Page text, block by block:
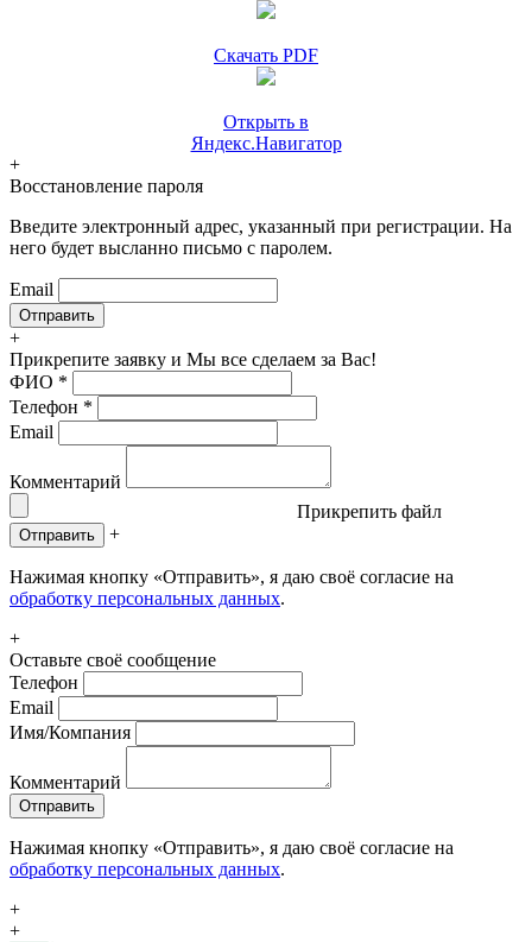
Скачать PDF
Открыть в
Яндекс.Навигатор
+
Восстановление пароля
Введите электронный адрес, указанный при регистрации. На
него будет высланно письмо с паролем.
Email
+
Прикрепите заявку и Мы все сделаем за Вас!
ФИО *
Телефон *
Email
Комментарий
Прикрепить файл
Отправить +
Нажимая кнопку «Отправить», я даю своё согласие на
обработку персональных данных.
+
Оставьте своё сообщение
Телефон
Email
Имя/Компания
Комментарий
Отправить
Нажимая кнопку «Отправить», я даю своё согласие на
обработку персональных данных.
+
+